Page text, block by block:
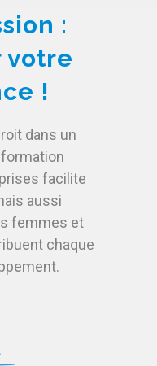
:
votre
!
dans un
facilite
aussi
femmes et
chaque